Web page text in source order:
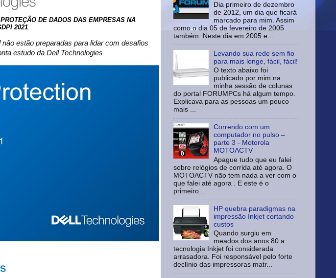
DE DADOS DAS EMPRESAS NA
2021
estão preparadas para lidar com desafios
estudo da Dell Technologies
Dia primeiro de dezembro
de 2012, um dia que ficará
marcado para mim. Assim
como o dia 05 de fevereiro de 2005
também. Neste dia em 2005 e...
Levando sua rede sem fio
para mais longe, fácil, fácil!
O texto abaixo foi
publicado por mim na
minha sessão de colunas
do portal FORUMPCs há algum tempo.
Explicava para as pessoas um pouco
mais ...
Correndo com um
computador no pulso –
parte 3 - Motorola
MOTOACTV
Apague tudo que eu falei
sobre relógios de corrida até agora. O
MOTOACTV não tem nada a ver com o
que falei até agora . E este é o
primeiro...
HP quebra paradigmas na
impressão Inkjet cortando
custos
Quando surgiu em
meados dos anos 80 a
tecnologia Inkjet foi considerada
arrasadora. Foi responsável pelo forte
declínio das impressoras matr...